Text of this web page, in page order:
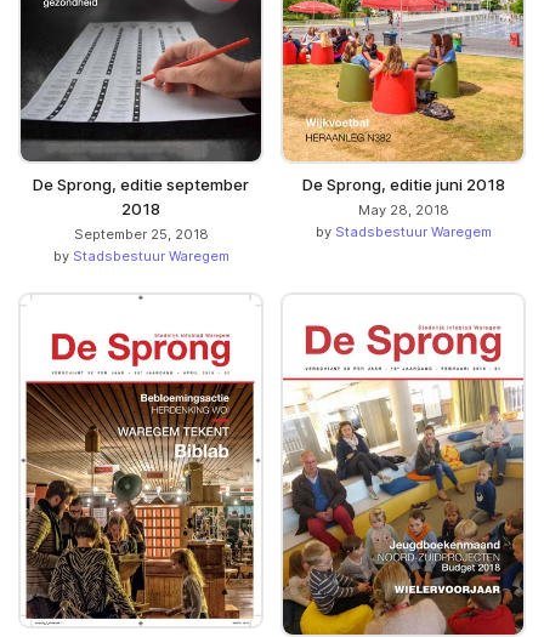
De Sprong, editie september
2018
September 25, 2018
by Stadsbestuur Waregem
De Sprong, editie juni 2018
May 28, 2018
by Stadsbestuur Waregem